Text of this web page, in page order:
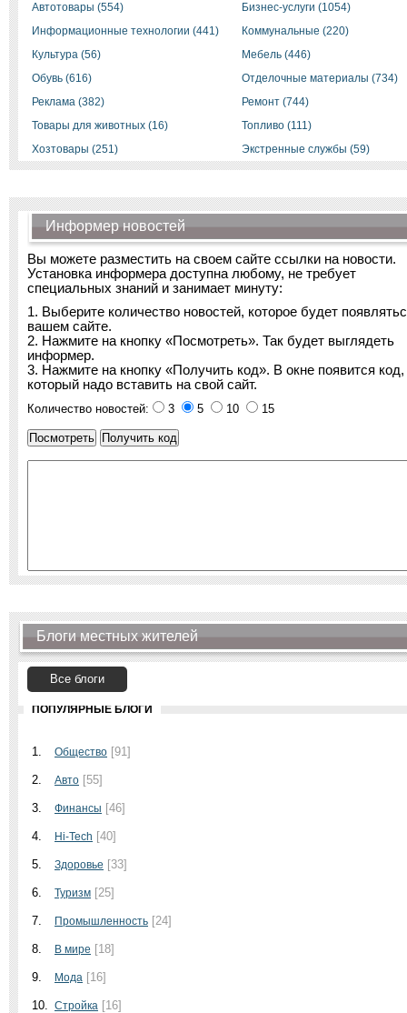
Автотовары (554)
Бизнес-услуги (1054)
Информационные технологии (441)
Коммунальные (220)
Культура (56)
Мебель (446)
Обувь (616)
Отделочные материалы (734)
Реклама (382)
Ремонт (744)
Товары для животных (16)
Топливо (111)
Хозтовары (251)
Экстренные службы (59)
Информер новостей
Вы можете разместить на своем сайте ссылки на новости.
Установка информера доступна любому, не требует
специальных знаний и занимает минуту:
1. Выберите количество новостей, которое будет
вашем сайте.
2. Нажмите на кнопку «Посмотреть». Так будет выглядеть
информер.
3. Нажмите на кнопку «Получить код». В окне появится код,
который надо вставить на свой сайт.
Количество новостей: 3 5 10 15
Блоги местных жителей
Все блоги
ПОПУЛЯРНЫЕ БЛОГИ
1. Общество [91]
2. Авто [55]
3. Финансы [46]
4. Hi-Tech [40]
5. Здоровье [33]
6. Туризм [25]
7. Промышленность [24]
8. В мире [18]
9. Мода [16]
10. Стройка [16]